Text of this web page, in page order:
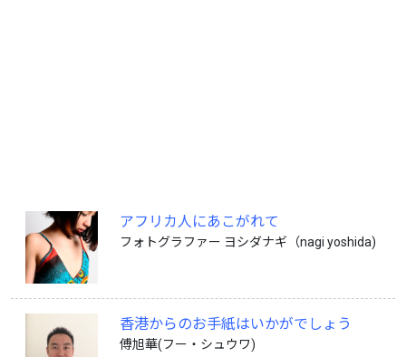
アフリカ人にあこがれて
フォトグラファー ヨシダナギ（nagi yoshida)
香港からのお手紙はいかがでしょう
傅旭華(フー・シュウワ)